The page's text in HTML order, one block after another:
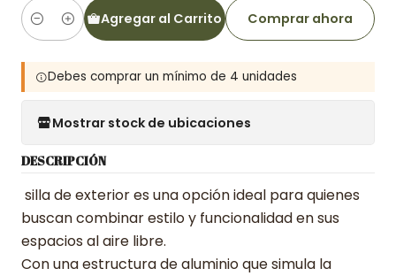
Cantidad
Agregar al Carrito Comprar ahora
Debes comprar un mínimo de 4 unidades
Mostrar stock de ubicaciones
DESCRIPCIÓN
silla de exterior es una opción ideal para quienes
buscan combinar estilo y funcionalidad en sus
espacios al aire libre.
Con una estructura de aluminio que simula la